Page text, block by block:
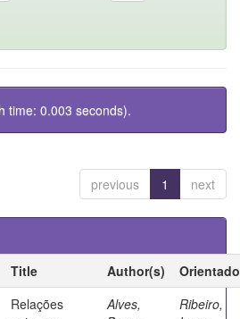
time: 0.003 seconds).
previous 1 next
Title Author(s)
Relações
Alves,
Ribeiro,